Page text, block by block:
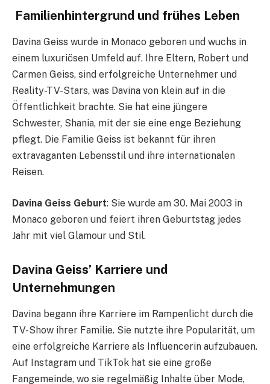
Familienhintergrund und frühes Leben
Davina Geiss wurde in Monaco geboren und wuchs in
einem luxuriösen Umfeld auf. Ihre Eltern, Robert und
Carmen Geiss, sind erfolgreiche Unternehmer und
Reality-TV-Stars, was Davina von klein auf in die
Öffentlichkeit brachte. Sie hat eine jüngere
Schwester, Shania, mit der sie eine enge Beziehung
pflegt. Die Familie Geiss ist bekannt für ihren
extravaganten Lebensstil und ihre internationalen
Reisen.
Davina Geiss Geburt: Sie wurde am 30. Mai 2003 in
Monaco geboren und feiert ihren Geburtstag jedes
Jahr mit viel Glamour und Stil.
Davina Geiss’ Karriere und
Unternehmungen
Davina begann ihre Karriere im Rampenlicht durch die
TV-Show ihrer Familie. Sie nutzte ihre Popularität, um
eine erfolgreiche Karriere als Influencerin aufzubauen.
Auf Instagram und TikTok hat sie eine große
Fangemeinde, wo sie regelmäßig Inhalte über Mode,